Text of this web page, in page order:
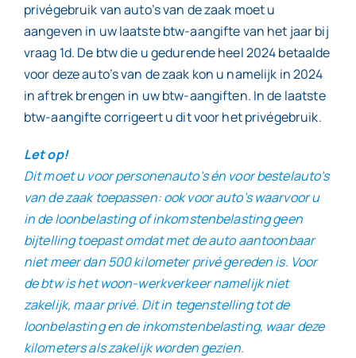
privégebruik van auto’s van de zaak moet u
aangeven in uw laatste btw-aangifte van het jaar bij
vraag 1d. De btw die u gedurende heel 2024 betaalde
voor deze auto’s van de zaak kon u namelijk in 2024
in aftrek brengen in uw btw-aangiften. In de laatste
btw-aangifte corrigeert u dit voor het privégebruik.
Let op!
Dit moet u voor personenauto’s én voor bestelauto’s
van de zaak toepassen: ook voor auto’s waarvoor u
in de loonbelasting of inkomstenbelasting geen
bijtelling toepast omdat met de auto aantoonbaar
niet meer dan 500 kilometer privé gereden is. Voor
de btw is het woon-werkverkeer namelijk niet
zakelijk, maar privé. Dit in tegenstelling tot de
loonbelasting en de inkomstenbelasting, waar deze
kilometers als zakelijk worden gezien.